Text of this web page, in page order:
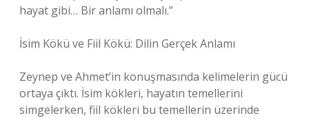
hayat gibi… Bir anlamı olmalı.”
İsim Kökü ve Fiil Kökü: Dilin Gerçek Anlamı
Zeynep ve Ahmet’in konuşmasında kelimelerin gücü
ortaya çıktı. İsim kökleri, hayatın temellerini
simgelerken, fiil kökleri bu temellerin üzerinde